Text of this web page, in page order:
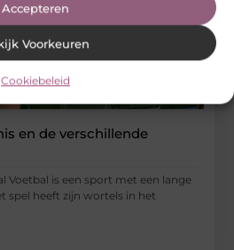
Accepteren
Voorkeuren
Cookiebeleid
en de verschillende
Voetbal is een sport met een lange
spel heeft zijn wortels in het